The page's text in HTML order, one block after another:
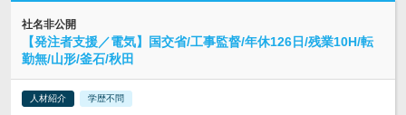
社名非公開
【発注者支援／電気】国交省/工事監督/年休126日/残業10H/転
勤無/山形/釜石/秋田
人材紹介 学歴不問